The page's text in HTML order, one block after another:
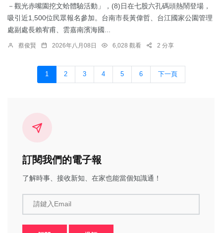
－觀光赤嘴園挖文蛤體驗活動」，(8)日在七股六孔碼頭熱鬧登場，
吸引近1,500位民眾報名參加。台南市長黃偉哲、台江國家公園管理
處副處長賴宥甫、雲嘉南濱海國...
蔡俊賢 2026年八月08日 6,028 觀看 2 分享
1 2 3 4 5 6 下一頁
訂閱我們的電子報
了解時事、接收新知、在家也能當個知識通！
請鍵入Email